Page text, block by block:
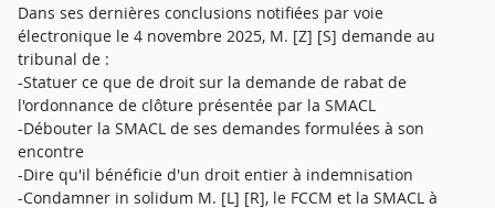
Dans ses dernières conclusions notifiées par voie
électronique le 4 novembre 2025, M. [Z] [S] demande au
tribunal de :
-Statuer ce que de droit sur la demande de rabat de
l'ordonnance de clôture présentée par la SMACL
-Débouter la SMACL de ses demandes formulées à son
encontre
-Dire qu'il bénéficie d'un droit entier à indemnisation
-Condamner in solidum M. [L] [R], le FCCM et la SMACL à